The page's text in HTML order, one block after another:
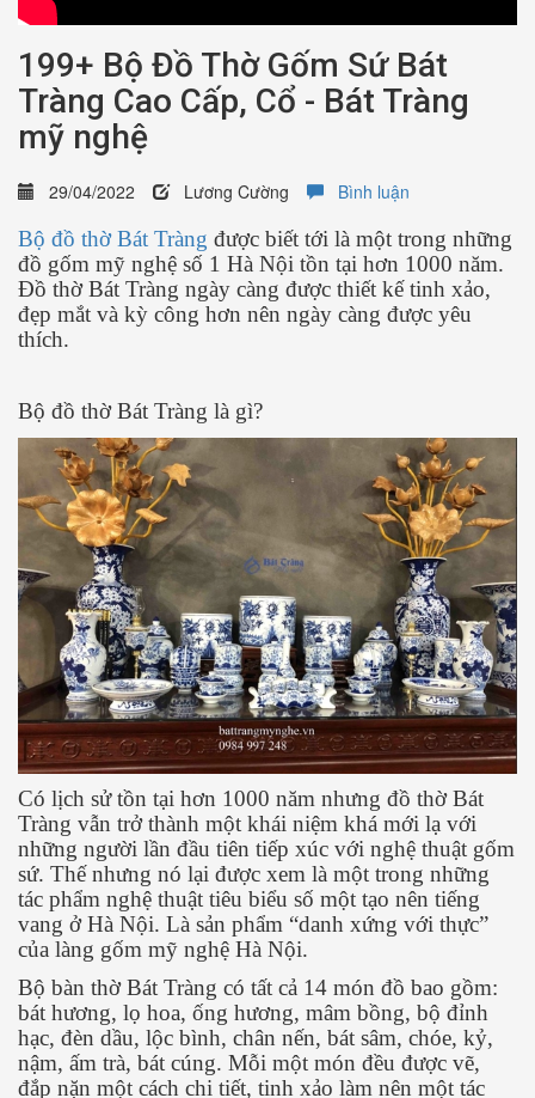
199+ Bộ Đồ Thờ Gốm Sứ Bát
Tràng Cao Cấp, Cổ - Bát Tràng
mỹ nghệ
29/04/2022 Lương Cường Bình luận
Bộ đồ thờ Bát Tràng được biết tới là một trong những
đồ gốm mỹ nghệ số 1 Hà Nội tồn tại hơn 1000 năm.
Đồ thờ Bát Tràng ngày càng được thiết kế tinh xảo,
đẹp mắt và kỳ công hơn nên ngày càng được yêu
thích.
Bộ đồ thờ Bát Tràng là gì?
Có lịch sử tồn tại hơn 1000 năm nhưng đồ thờ Bát
Tràng vẫn trở thành một khái niệm khá mới lạ với
những người lần đầu tiên tiếp xúc với nghệ thuật gốm
sứ. Thế nhưng nó lại được xem là một trong những
tác phẩm nghệ thuật tiêu biểu số một tạo nên tiếng
vang ở Hà Nội. Là sản phẩm “danh xứng với thực”
của làng gốm mỹ nghệ Hà Nội.
Bộ bàn thờ Bát Tràng có tất cả 14 món đồ bao gồm:
bát hương, lọ hoa, ống hương, mâm bồng, bộ đỉnh
hạc, đèn dầu, lộc bình, chân nến, bát sâm, chóe, kỷ,
nậm, ấm trà, bát cúng. Mỗi một món đều được vẽ,
đắp nặn một cách chi tiết, tinh xảo làm nên một tác